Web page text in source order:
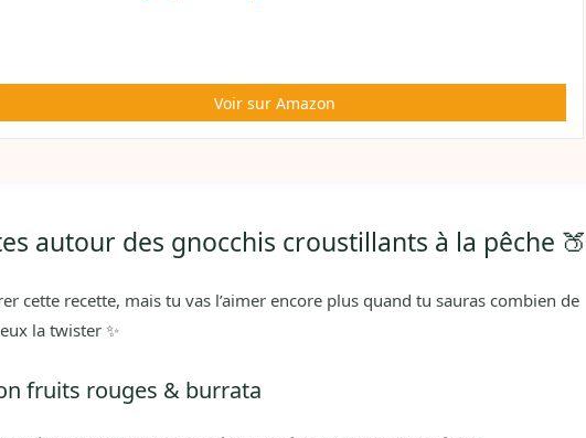
Voir sur Amazon
autour des gnocchis croustillants à la pêche 🍑
cette recette, mais tu vas l’aimer encore plus quand tu sauras combien de
la twister ✨
fruits rouges & burrata